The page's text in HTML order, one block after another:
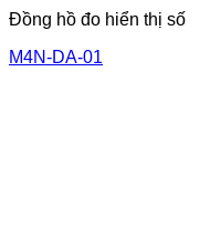
Đồng hồ đo hiển thị số
M4N-DA-01